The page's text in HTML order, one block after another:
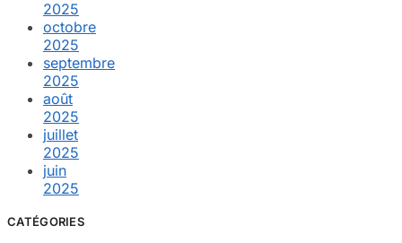
2025
octobre
2025
septembre
2025
août
2025
juillet
2025
juin
2025
CATÉGORIES